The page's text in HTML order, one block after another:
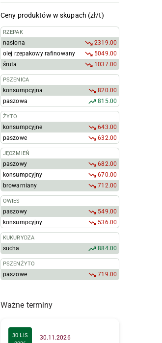
Ceny produktów w skupach (zł/t)
RZEPAK
nasiona
2319.00
olej rzepakowy rafinowany
5049.00
śruta
1037.00
PSZENICA
konsumpcyjna
820.00
paszowa
815.00
ŻYTO
konsumpcyjne
643.00
paszowe
632.00
JĘCZMIEŃ
paszowy
682.00
konsumpcyjny
670.00
browarniany
712.00
OWIES
paszowy
549.00
konsumpcyjny
536.00
KUKURYDZA
sucha 884.00
PSZENŻYTO
paszowe 719.00
Ważne terminy
30 LIS
30.11.2026